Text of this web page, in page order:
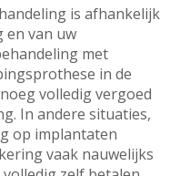
is afhankelijk
en van uw
met
in de
volledig vergoed
In andere situaties,
op implantaten
vaak nauwelijks